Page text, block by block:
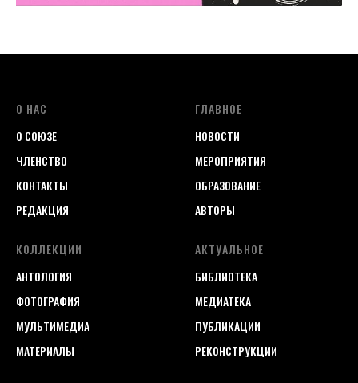
О НАС
О СОЮЗЕ
ЧЛЕНСТВО
КОНТАКТЫ
РЕДАКЦИЯ
ГЛАВНОЕ
НОВОСТИ
МЕРОПРИЯТИЯ
ОБРАЗОВАНИЕ
АВТОРЫ
КОЛЛЕКЦИИ
АНТОЛОГИЯ
ФОТОГРАФИЯ
МУЛЬТИМЕДИА
МАТЕРИАЛЫ
АКТУАЛЬНОЕ
БИБЛИОТЕКА
МЕДИАТЕКА
ПУБЛИКАЦИИ
РЕКОНСТРУКЦИИ